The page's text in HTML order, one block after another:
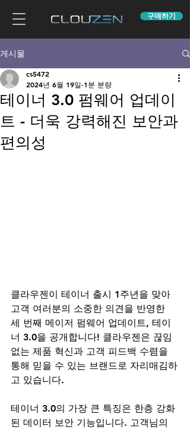
구매하기
게시물
테이너 3.0 펌웨어 업데이
트 - 더욱 강력해진 보안과
편의성
cs5472
2024년 6월 19일 1분 분량
클라우젠이 테이너 출시 1주년을 맞아
고객 여러분의 소중한 의견을 반영한
세 번째 메이저 펌웨어 업데이트, 테이
너 3.0을 공개합니다! 클라우젠은 끊임
없는 제품 혁신과 고객 피드백 수렴을
통해 믿을 수 있는 브랜드로 자리매김하
고 있습니다.
테이너 3.0의 가장 큰 특징은 한층 강화
된 데이터 보안 기능입니다. 고객님의